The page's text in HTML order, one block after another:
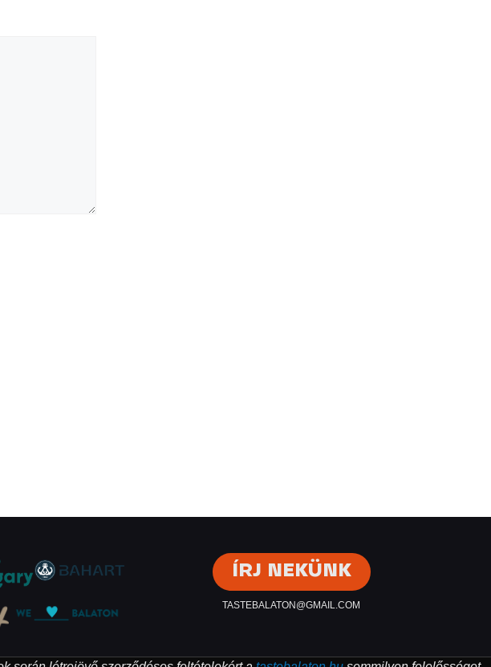
ÍRJ NEKÜNK
TASTEBALATON@GMAIL.COM